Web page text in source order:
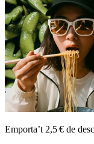
Emporta’t 2,5 € de